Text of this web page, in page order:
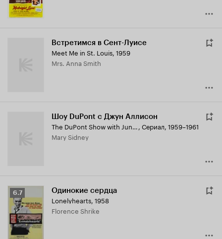
Встретимся в Сент-Луисе
Meet Me in St. Louis, 1959
Mrs. Anna Smith
Шоу DuPont с Джун Аллисон
The DuPont Show with June Allyson, Сериал, 1959–1961
Mary Sidney
Рейтинг
Кинопоиска
6.7
6.7 Одинокие сердца
Lonelyhearts, 1958
Florence Shrike